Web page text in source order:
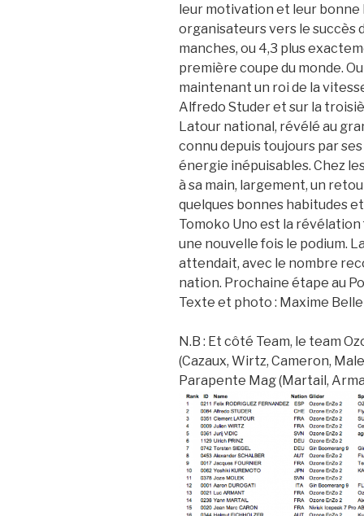
leur motivation et leur
organisateurs vers le succès
manches, ou 4,3 plus
première coupe du monde.
maintenant un roi de la
Alfredo Studer et sur la
Latour national, révélé au
connu depuis toujours par
énergie inépuisables. Chez
à sa main, largement, un
quelques bonnes habitudes
Tomoko Uno est la
une nouvelle fois le podium.
attendait, avec le nombre
nation. Prochaine étape au
Texte et photo : Maxime
N.B : Et côté Team, le team
(Cazaux, Wirtz, Cameron,
Parapente Mag (Martail,